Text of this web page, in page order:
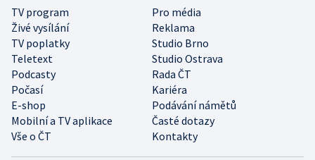
TV program
Pro média
Živé vysílání
Reklama
TV poplatky
Studio Brno
Teletext
Studio Ostrava
Podcasty
Rada ČT
Počasí
Kariéra
E-shop
Podávání námětů
Mobilní a TV aplikace
Časté dotazy
Vše o ČT
Kontakty